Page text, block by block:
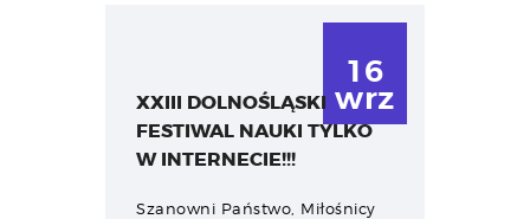
16
wrz
XXIII DOLNOŚLĄSKI
FESTIWAL NAUKI TYLKO
W INTERNECIE!!!
Szanowni Państwo, Miłośnicy